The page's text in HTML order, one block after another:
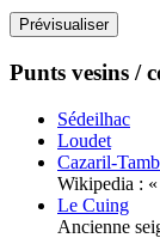
Punts vesins /
Sédeilhac
Loudet
Cazaril-
Wikipedia :
Le Cuing
Ancienne